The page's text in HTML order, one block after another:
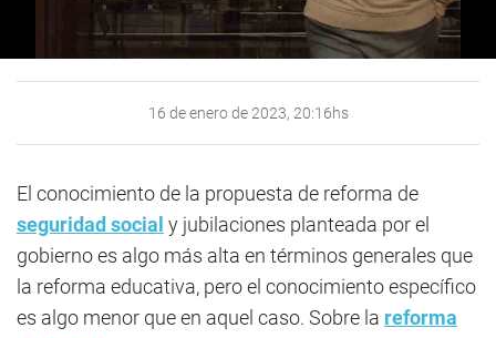
16 de enero de 2023, 20:16hs
El conocimiento de la propuesta de reforma de
seguridad social y jubilaciones planteada por el
gobierno es algo más alta en términos generales que
la reforma educativa, pero el conocimiento específico
es algo menor que en aquel caso. Sobre la reforma